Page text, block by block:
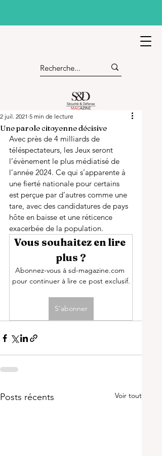
Une parole citoyenne décisive
2 juil. 2021 5 min de lecture
Avec près de 4 milliards de
téléspectateurs, les Jeux seront
l’évènement le plus médiatisé de
l’année 2024. Ce qui s’apparente à
une fierté nationale pour certains
est perçue par d’autres comme une
tare, avec des candidatures de pays
hôte en baisse et une réticence
exacerbée de la population.
Vous souhaitez en lire
plus ?
Abonnez-vous à sd-magazine.com
pour continuer à lire ce post exclusif.
S'abonner
Posts récents Voir tout